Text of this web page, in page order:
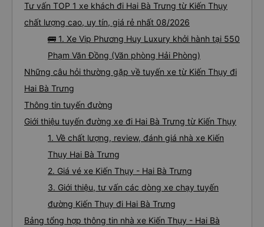
Tư vấn TOP 1 xe khách đi Hai Bà Trưng từ Kiến Thụy
chất lượng cao, uy tín, giá rẻ nhất 08/2026
🚌 1. Xe Vip Phương Huy Luxury khởi hành tại 550
Phạm Văn Đồng (Văn phòng Hải Phòng)
Những câu hỏi thường gặp về tuyến xe từ Kiến Thụy đi
Hai Bà Trưng
Thông tin tuyến đường
Giới thiệu tuyến đường xe đi Hai Bà Trưng từ Kiến Thụy
1. Về chất lượng, review, đánh giá nhà xe Kiến
Thụy Hai Bà Trưng
2. Giá vé xe Kiến Thụy - Hai Bà Trưng
3. Giới thiệu, tư vấn các dòng xe chạy tuyến
đường Kiến Thụy đi Hai Bà Trưng
Bảng tổng hợp thông tin nhà xe Kiến Thụy - Hai Bà